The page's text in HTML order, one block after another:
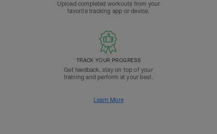
Upload completed workouts from your
favorite tracking app or device.
TRACK YOUR PROGRESS
Get feedback, stay on top of your
training and perform at your best.
Learn More